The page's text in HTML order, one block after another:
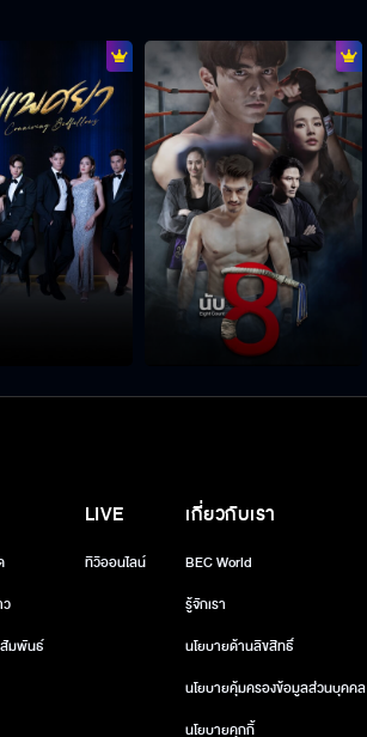
สัมพันธ์
LIVE
ทีวีออนไลน์
เกี่ยวกับเรา
BEC World
รู้จักเรา
นโยบายด้านลิขสิทธิ์
นโยบายคุ้มครองข้อมูลส่วนบุคคล
นโยบายคุกกี้